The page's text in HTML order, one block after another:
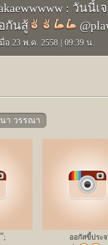
: วันนี้
กันสู้
อ 23 พ.ค. 2558 09:39 น.
า วรรณา
ออกัสขี้ประ